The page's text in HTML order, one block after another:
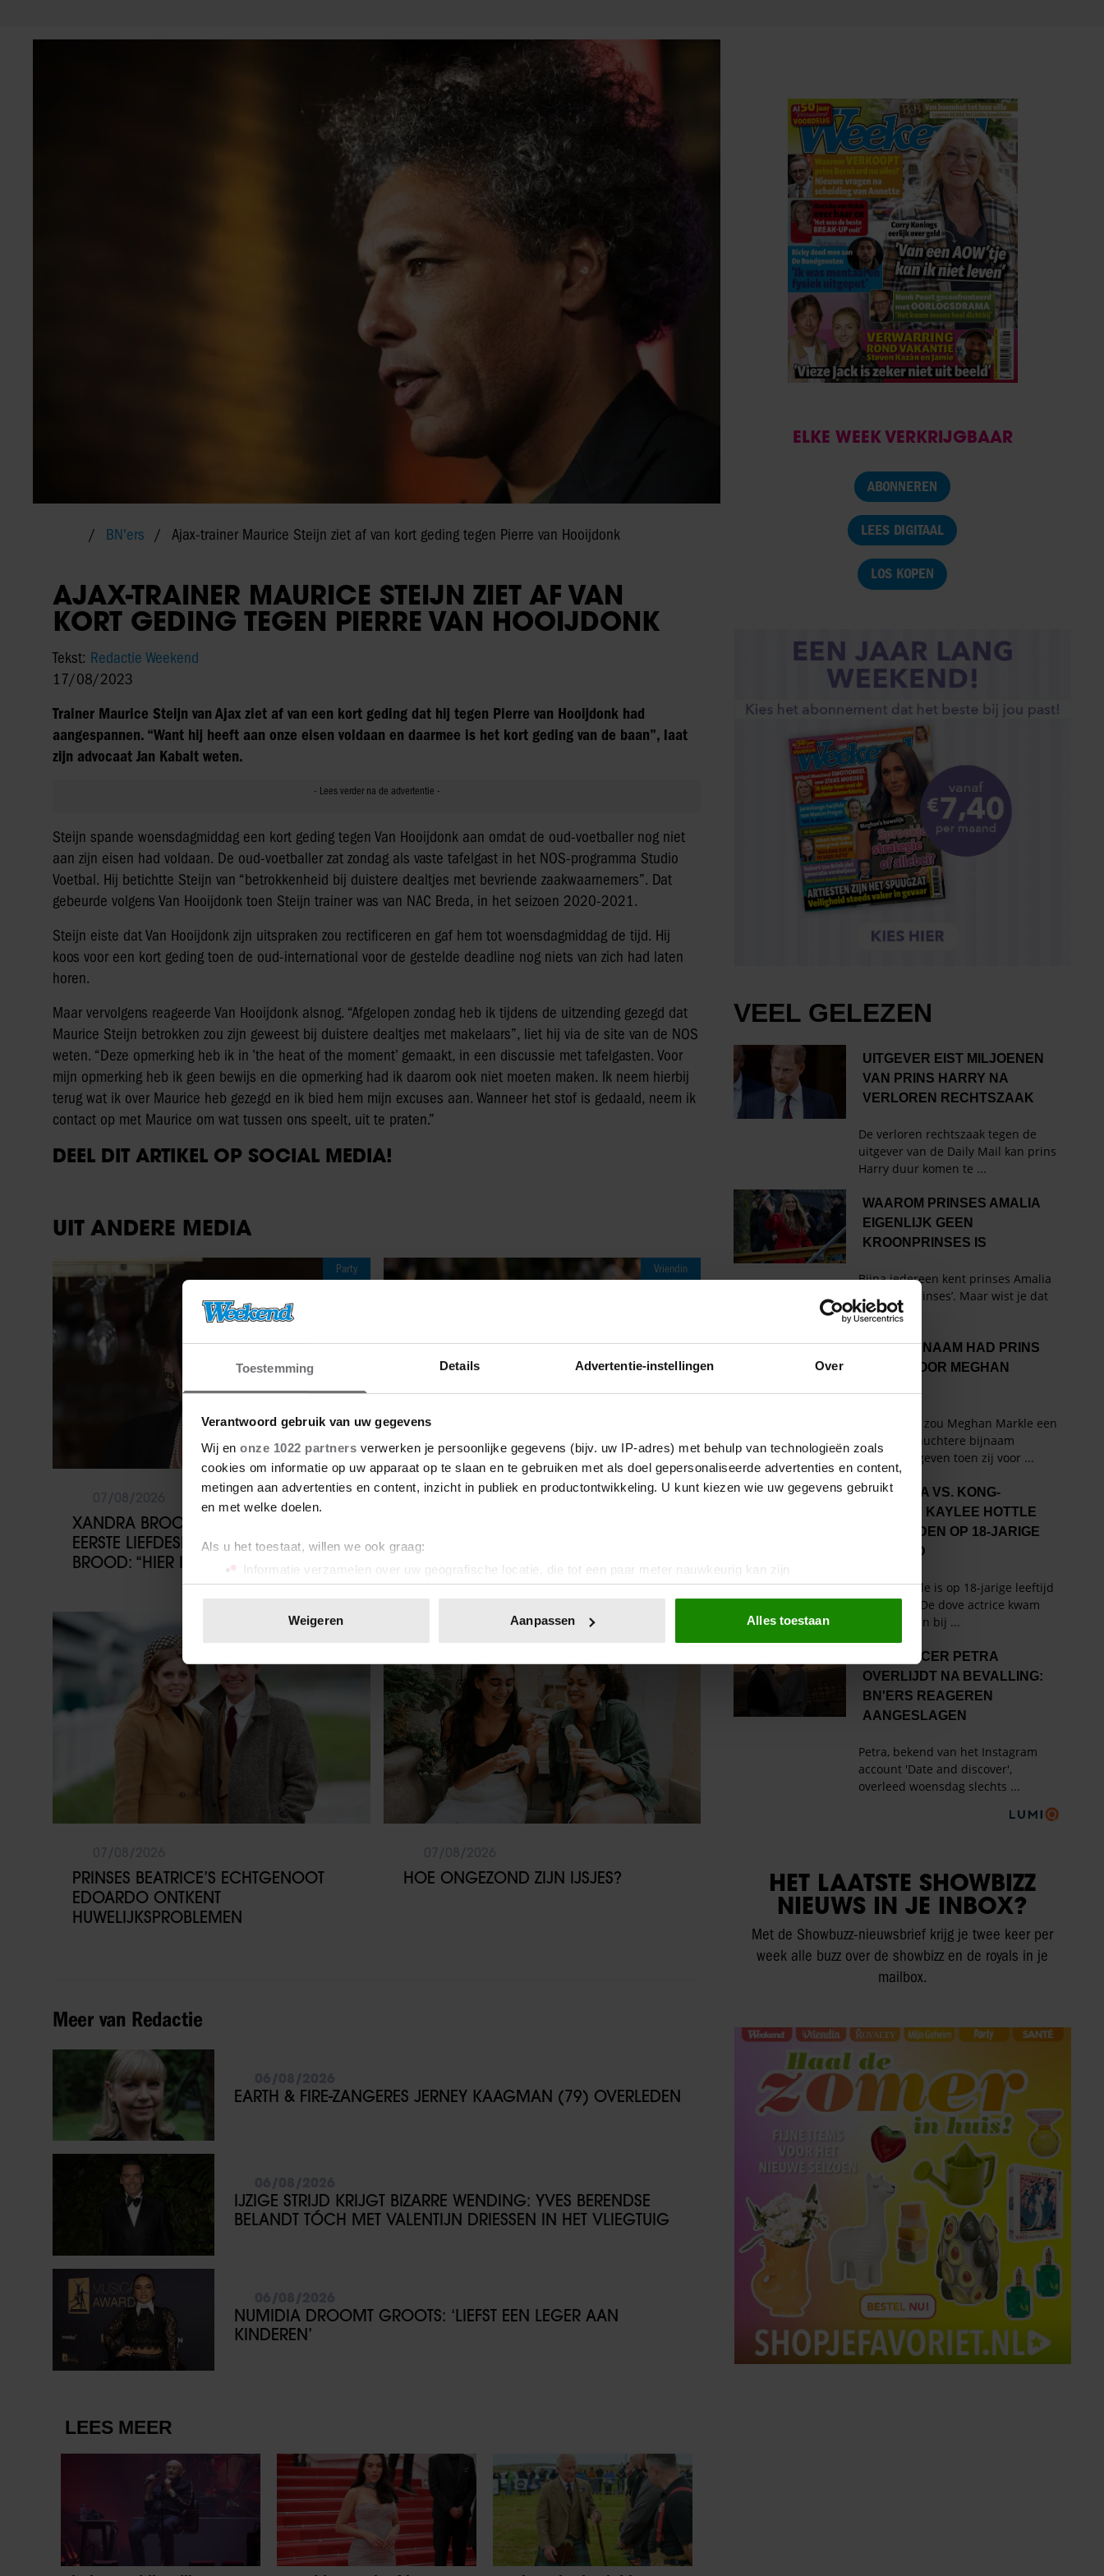
Toestemming Details Advertentie-instellingen Over
Verantwoord gebruik van uw gegevens
Wij en onze 1022 partners verwerken je persoonlijke gegevens (bijv. uw IP-adres) met behulp van technologieën zoals
cookies om informatie op uw apparaat op te slaan en te gebruiken met als doel gepersonaliseerde advertenties en content,
metingen aan advertenties en content, inzicht in publiek en productontwikkeling. U kunt kiezen wie uw gegevens gebruikt
en met welke doelen.
Als u het toestaat, willen we ook graag:
Informatie verzamelen over uw geografische locatie, die tot een paar meter nauwkeurig kan zijn
Uw apparaat identificeren door het actief te scannen op specifieke eigenschappen (fingerprinting)
toestemming op elk moment wijzigen of intrekken in de Cookieverklaring.
We gebruiken cookies om content en advertenties te personaliseren, om functies voor social media te bieden en om ons
websiteverkeer te analyseren. Ook delen we informatie over uw gebruik van onze site met onze partners voor social
media, adverteren en analyse. Deze partners kunnen deze gegevens combineren met andere informatie die u aan ze heeft
verstrekt of die ze hebben verzameld op basis van uw gebruik van hun services. U gaat akkoord met onze cookies als u
onze website blijft gebruiken.
Weigeren Aanpassen Alles toestaan
BN'ers Ajax-trainer Maurice Steijn ziet af van kort geding tegen Pierre van Hooijdonk
AJAX-TRAINER MAURICE STEIJN ZIET AF VAN
KORT GEDING TEGEN PIERRE VAN HOOIJDONK
Tekst: Redactie Weekend
17/08/2023
Trainer Maurice Steijn van Ajax ziet af van een kort geding dat hij tegen Pierre van Hooijdonk had
aangespannen. “Want hij heeft aan onze eisen voldaan en daarmee is het kort geding van de baan”, laat
zijn advocaat Jan Kabalt weten.
Steijn spande woensdagmiddag een kort geding tegen Van Hooijdonk aan omdat de oud-voetballer nog niet
aan zijn eisen had voldaan. De oud-voetballer zat zondag als vaste tafelgast in het NOS-programma Studio
Voetbal. Hij betichtte Steijn van “betrokkenheid bij duistere dealtjes met bevriende zaakwaarnemers”. Dat
gebeurde volgens Van Hooijdonk toen Steijn trainer was van NAC Breda, in het seizoen 2020-2021.
Steijn eiste dat Van Hooijdonk zijn uitspraken zou rectificeren en gaf hem tot woensdagmiddag de tijd. Hij
koos voor een kort geding toen de oud-international voor de gestelde deadline nog niets van zich had laten
horen.
Maar vervolgens reageerde Van Hooijdonk alsnog. “Afgelopen zondag heb ik tijdens de uitzending gezegd dat
Maurice Steijn betrokken zou zijn geweest bij duistere dealtjes met makelaars”, liet hij via de site van de NOS
weten. “Deze opmerking heb ik in ’the heat of the moment’ gemaakt, in een discussie met tafelgasten. Voor
mijn opmerking heb ik geen bewijs en die opmerking had ik daarom ook niet moeten maken. Ik neem hierbij
terug wat ik over Maurice heb gezegd en ik bied hem mijn excuses aan. Wanneer het stof is gedaald, neem ik
contact op met Maurice om wat tussen ons speelt, uit te praten.”
DEEL DIT ARTIKEL OP SOCIAL MEDIA!
UIT ANDERE MEDIA
Party
XANDRA BROOD BLIKT TERUG OP
EERSTE LIEFDESNEST MET HERMAN
BROOD: “HIER IS LOLA GEBOREN”
Vriendin
07/08/2026
ACTION HEB JE JE FAVORIETE FOTO’S
BINNEN ÉÉN MINUUT IN HANDEN
Weekend
PRINSES BEATRICE’S ECHTGENOOT
EDOARDO ONTKENT
HUWELIJKSPROBLEMEN
HOE ONGEZOND ZIJN IJSJES?
Meer van Redactie
EARTH & FIRE-ZANGERES JERNEY KAAGMAN (79) OVERLEDEN
IJZIGE STRIJD KRIJGT BIZARRE WENDING: YVES BERENDSE
BELANDT TÓCH MET VALENTIJN DRIESSEN IN HET VLIEGTUIG
NUMIDIA DROOMT GROOTS: ‘LIEFST EEN LEGER AAN
KINDEREN’
ELKE WEEK VERKRIJGBAAR
ABONNEREN
LEES DIGITAAL
LOS KOPEN
HET LAATSTE SHOWBIZZ
NIEUWS IN JE INBOX?
Met de Showbuzz-nieuwsbrief krijg je twee keer per
week alle buzz over de showbizz en de royals in je
mailbox.